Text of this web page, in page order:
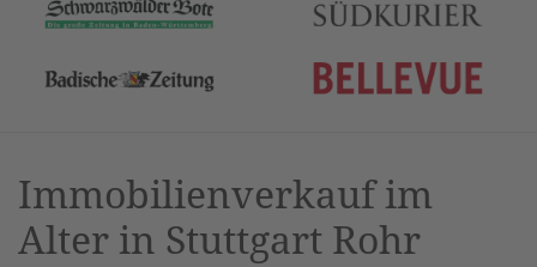
Immobilienverkauf im
Alter in Stuttgart Rohr